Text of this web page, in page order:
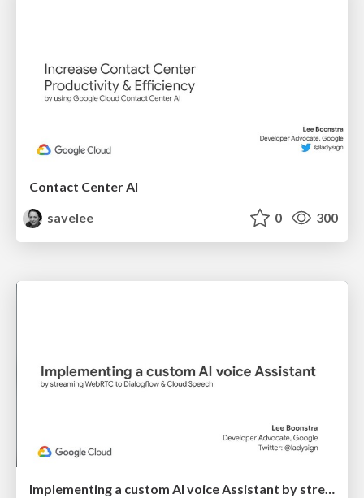
Contact Center AI
savelee
0 300
Implementing a custom AI voice Assistant by streaming WebRTC to Dialogflow & Cloud Speech